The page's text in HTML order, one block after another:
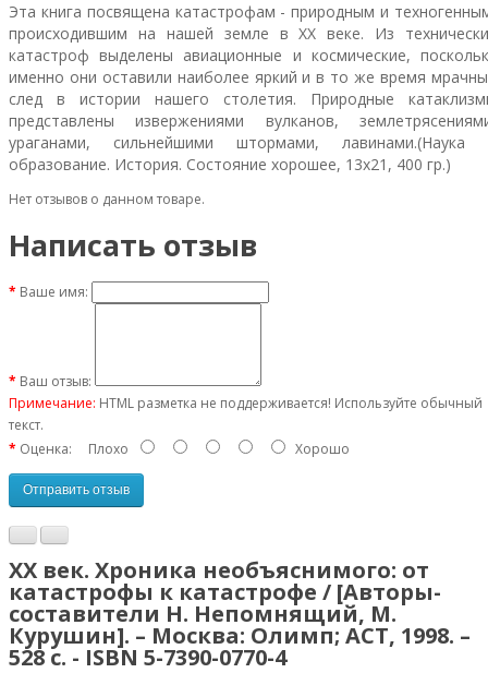
Эта книга посвящена катастрофам - природным и
происходившим на нашей земле в XX веке. Из
катастроф выделены авиационные и космические,
именно они оставили наиболее яркий и в то же время
след в истории нашего столетия. Природные
представлены извержениями вулканов,
ураганами, сильнейшими штормами, лавинами.(Наука
образование. История. Состояние хорошее, 13х21, 400 гр.)
Нет отзывов о данном товаре.
Написать отзыв
Ваше имя:
Ваш отзыв:
Примечание: HTML разметка не поддерживается! Используйте обычный
текст.
Оценка: Плохо Хорошо
Отправить отзыв
XX век. Хроника необъяснимого: от
катастрофы к катастрофе / [Авторы-
составители Н. Непомнящий, М.
Курушин]. – Москва: Олимп; АСТ, 1998. –
528 с. - ISBN 5-7390-0770-4